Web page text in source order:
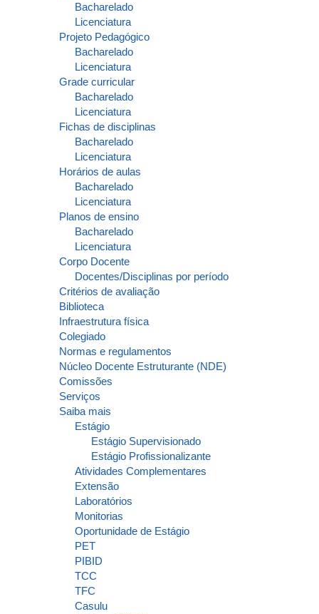
Bacharelado
Licenciatura
Projeto Pedagógico
Bacharelado
Licenciatura
Grade curricular
Bacharelado
Licenciatura
Fichas de disciplinas
Bacharelado
Licenciatura
Horários de aulas
Bacharelado
Licenciatura
Planos de ensino
Bacharelado
Licenciatura
Corpo Docente
Docentes/Disciplinas por período
Critérios de avaliação
Biblioteca
Infraestrutura física
Colegiado
Normas e regulamentos
Núcleo Docente Estruturante (NDE)
Comissões
Serviços
Saiba mais
Estágio
Estágio Supervisionado
Estágio Profissionalizante
Atividades Complementares
Extensão
Laboratórios
Monitorias
Oportunidade de Estágio
PET
PIBID
TCC
TFC
Casulu